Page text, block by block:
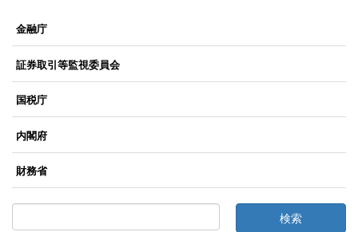
金融庁
証券取引等監視委員会
国税庁
内閣府
財務省